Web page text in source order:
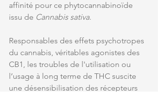
affinité pour ce phytocannabinoïde
issu de Cannabis sativa.
Responsables des effets psychotropes
du cannabis, véritables agonistes des
CB1, les troubles de l'utilisation ou
l’usage à long terme de THC suscite
une désensibilisation des récepteurs